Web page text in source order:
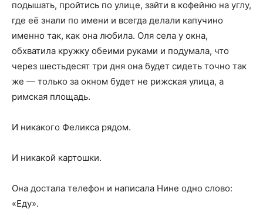
подышать, пройтись по улице, зайти в кофейню на углу,
где её знали по имени и всегда делали капучино
именно так, как она любила. Оля села у окна,
обхватила кружку обеими руками и подумала, что
через шестьдесят три дня она будет сидеть точно так
же — только за окном будет не рижская улица, а
римская площадь.
И никакого Феликса рядом.
И никакой картошки.
Она достала телефон и написала Нине одно слово:
«Еду».